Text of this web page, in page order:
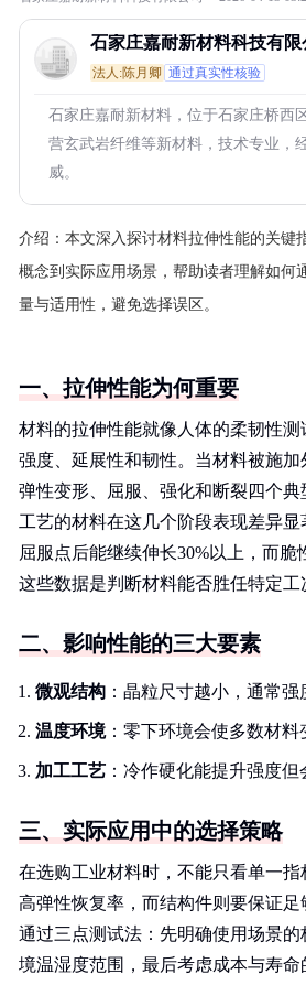
石家庄嘉耐新材料科技有限
法人:陈月卿 通过真实性核验
石家庄嘉耐新材料，位于石家庄桥西
营玄武岩纤维等新材料，技术专业，
威。
介绍： 本文深入探讨材料拉伸性能的关键
概念到实际应用场景，帮助读者理解如何
量与适用性，避免选择误区。
一、拉伸性能为何重要
材料的拉伸性能就像人体的柔韧性
强度、延展性和韧性。当材料被施
弹性变形、屈服、强化和断裂四个
工艺的材料在这几个阶段表现差异
屈服点后能继续伸长30%以上，而脆
这些数据是判断材料能否胜任特定工
二、影响性能的三大要素
微观结构 ：晶粒尺寸越小，通常
温度环境：零下环境会使多数材料
加工工艺 ：冷作硬化能提升强度
三、实际应用中的选择策略
在选购工业材料时，不能只看单一
高弹性恢复率，而结构件则要保证
通过三点测试法：先明确使用场景
境温湿度范围，最后考虑成本与寿